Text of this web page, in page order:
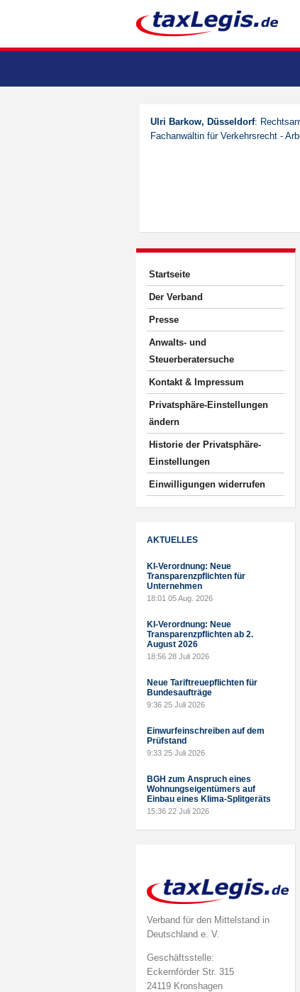
Ulri Barkow, Düsseldorf:
Fachanwältin für Verkehrsrecht -
Startseite
Der Verband
Presse
Anwalts- und
Steuerberatersuche
Kontakt & Impressum
Privatsphäre-Einstellungen
ändern
Historie der Privatsphäre-
Einstellungen
Einwilligungen widerrufen
AKTUELLES
KI-Verordnung: Neue
Transparenzpflichten für
Unternehmen
18:01 05 Aug. 2026
KI-Verordnung: Neue
Transparenzpflichten ab 2.
August 2026
18:56 28 Juli 2026
Neue Tariftreuepflichten für
Bundesaufträge
9:36 25 Juli 2026
Einwurfeinschreiben auf dem
Prüfstand
9:33 25 Juli 2026
BGH zum Anspruch eines
Wohnungseigentümers auf
Einbau eines Klima-Splitgeräts
15:36 22 Juli 2026
Verband für den Mittelstand in
Deutschland e. V.
Geschäftsstelle:
Eckernförder Str. 315
24119 Kronshagen